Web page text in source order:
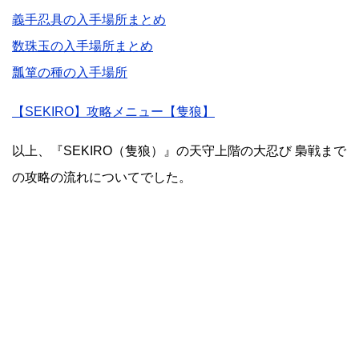
義手忍具の入手場所まとめ
数珠玉の入手場所まとめ
瓢箪の種の入手場所
【SEKIRO】攻略メニュー【隻狼】
以上、『SEKIRO（隻狼）』の天守上階の大忍び 梟戦まで
の攻略の流れについてでした。